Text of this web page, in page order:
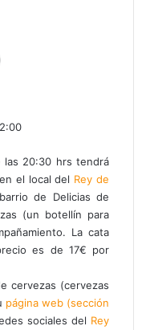
las 20:30 hrs tendrá
el local del Rey de
de Delicias de
(un botellín para
La cata
es de 17€ por
cervezas (cervezas
página web (sección
sociales del Rey